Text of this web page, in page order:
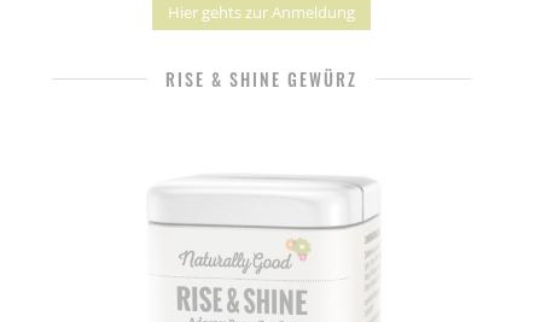
Hier gehts zur Anmeldung
RISE & SHINE GEWÜRZ